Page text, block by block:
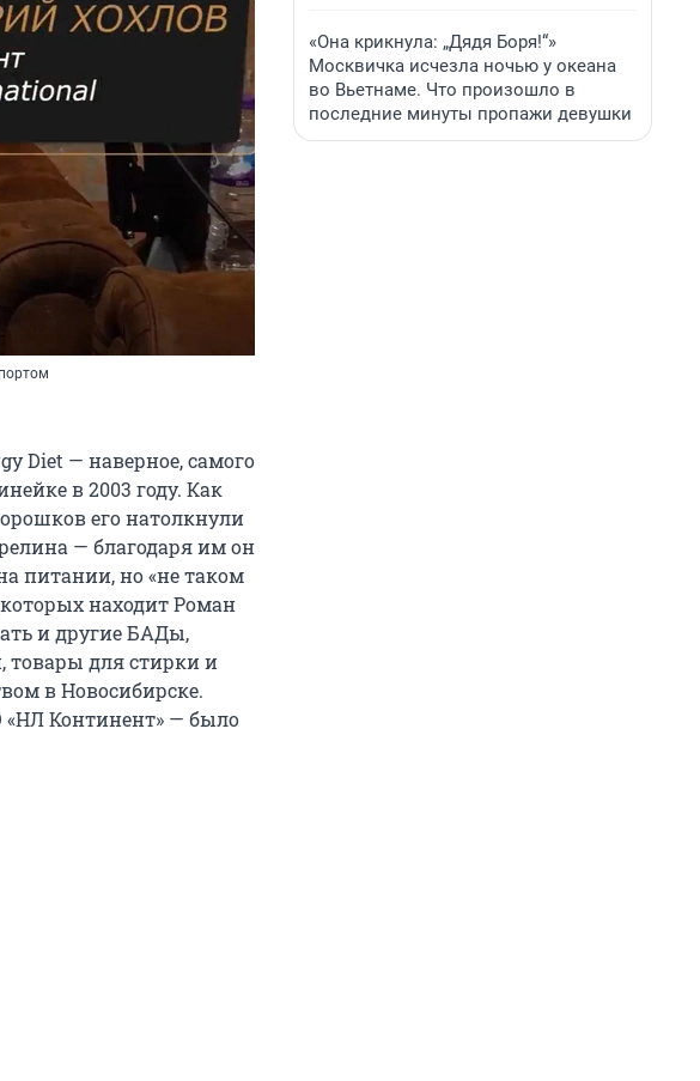
Diet — наверное, самого
в 2003 году. Как
его натолкнули
— благодаря им он
питании, но «не таком
находит Роман
и другие БАДы,
товары для стирки и
в Новосибирске.
Континент» — было
«Она крикнула: „Дядя Боря!“»
Москвичка исчезла ночью у океана
во Вьетнаме. Что произошло в
последние минуты пропажи девушки